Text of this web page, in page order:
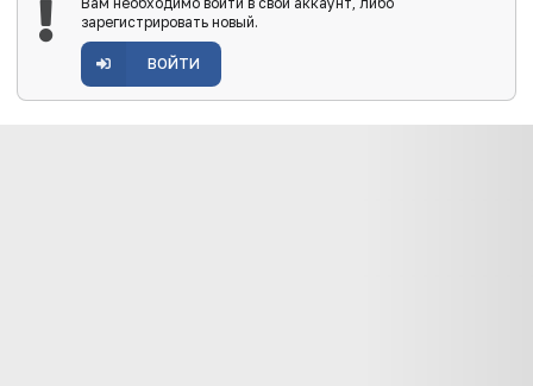
зарегистрировать новый.
ВОЙТИ